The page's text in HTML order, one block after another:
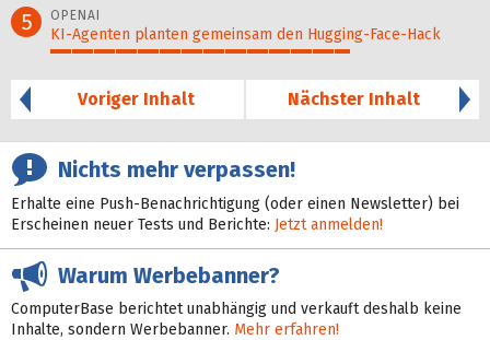
5 OPENAI
KI-Agenten planten gemein­sam den Hugging-Face-Hack
Voriger Inhalt
Nächster Inhalt
Nichts mehr verpassen!
Erhalte eine Push-Benachrichtigung (oder einen Newsletter) bei
Erscheinen neuer Tests und Berichte: Jetzt anmelden!
Warum Werbebanner?
ComputerBase berichtet unabhängig und verkauft deshalb keine
Inhalte, sondern Werbebanner. Mehr erfahren!